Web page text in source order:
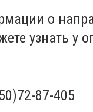
о
узнать у
87-405